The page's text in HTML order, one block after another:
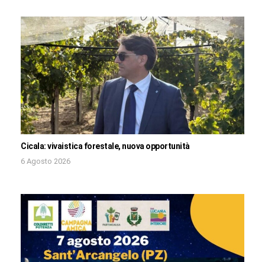
Cicala: vivaistica forestale, nuova opportunità
6 Agosto 2026